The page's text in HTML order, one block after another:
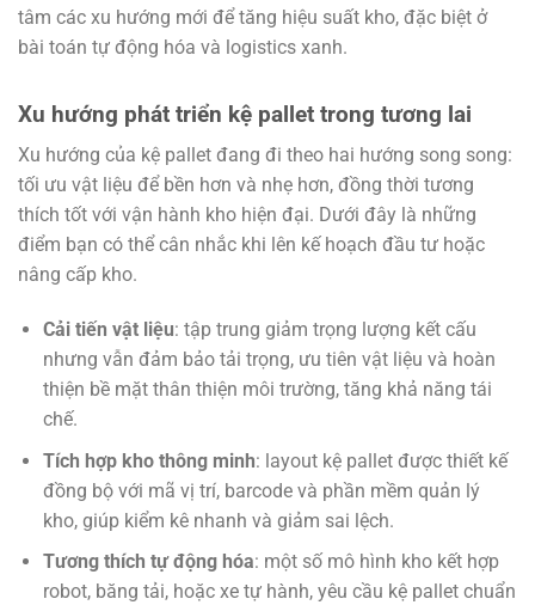
tâm các xu hướng mới để tăng hiệu suất kho, đặc biệt ở
bài toán tự động hóa và logistics xanh.
Xu hướng phát triển kệ pallet trong tương lai
Xu hướng của kệ pallet đang đi theo hai hướng song song:
tối ưu vật liệu để bền hơn và nhẹ hơn, đồng thời tương
thích tốt với vận hành kho hiện đại. Dưới đây là những
điểm bạn có thể cân nhắc khi lên kế hoạch đầu tư hoặc
nâng cấp kho.
Cải tiến vật liệu: tập trung giảm trọng lượng kết cấu
nhưng vẫn đảm bảo tải trọng, ưu tiên vật liệu và hoàn
thiện bề mặt thân thiện môi trường, tăng khả năng tái
chế.
Tích hợp kho thông minh: layout kệ pallet được thiết kế
đồng bộ với mã vị trí, barcode và phần mềm quản lý
kho, giúp kiểm kê nhanh và giảm sai lệch.
Tương thích tự động hóa: một số mô hình kho kết hợp
robot, băng tải, hoặc xe tự hành, yêu cầu kệ pallet chuẩn